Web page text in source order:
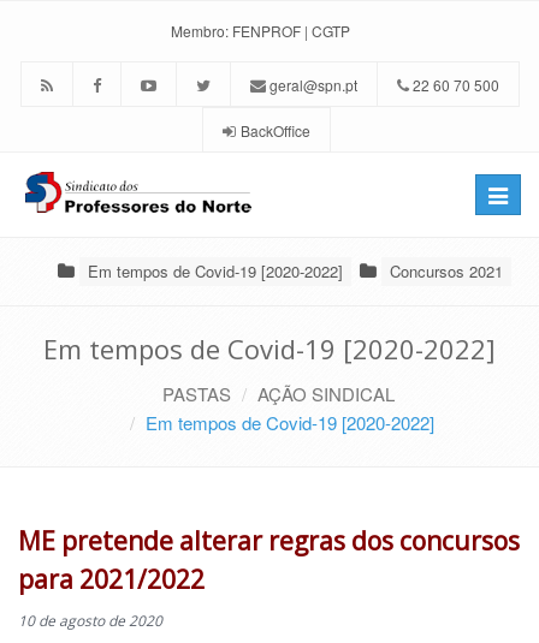
Membro: FENPROF | CGTP
geral@spn.pt 22 60 70 500
BackOffice
Toggle
Em tempos de Covid-19 [2020-2022] Concursos 2021
Em tempos de Covid-19 [2020-2022]
PASTAS
AÇÃO SINDICAL
Em tempos de Covid-19 [2020-2022]
ME pretende alterar regras dos concursos
para 2021/2022
10 de agosto de 2020